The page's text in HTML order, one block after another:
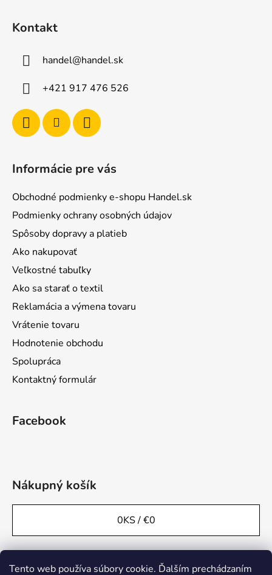
Tento web používa súbory cookie. Ďalším prechádzaním
Kontakt
handel@handel.sk
+421 917 476 526
Informácie pre vás
Obchodné podmienky e-shopu Handel.sk
Podmienky ochrany osobných údajov
Spôsoby dopravy a platieb
Ako nakupovať
Veľkostné tabuľky
Ako sa starať o textil
Reklamácia a výmena tovaru
Vrátenie tovaru
Hodnotenie obchodu
Spolupráca
Kontaktný formulár
Facebook
Nákupný košík
0KS /€0